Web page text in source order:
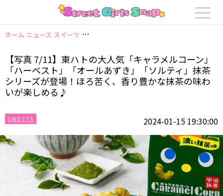
ホーム ニュース スイーツ 【写真 7/11】東ハトの大人気「キャラメルコ
【写真 7/11】東ハトの大人気「キャラメルコーン」
「ハーベスト」「オールあずき」「ソルティ」抹茶
シリーズが登場！ほろ苦く、香り豊かな抹茶の味わ
いが楽しめる♪
SWEETS 2024-01-15 19:30:00